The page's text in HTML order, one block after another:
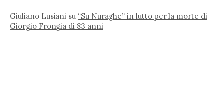
Giuliano Lusiani su “Su Nuraghe” in lutto per la morte di
Giorgio Frongia di 83 anni